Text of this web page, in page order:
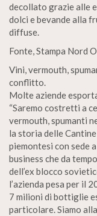
decollato grazie alle
dolci e bevande alla
diffuse.
Fonte, Stampa Nord
Vini, vermouth,
conflitto.
Molte aziende
“Saremo costretti a
vermouth, spumanti
la storia delle
piemontesi con sede
business che da
dell’ex blocco
l’azienda pesa per il
7 milioni di bottiglie
particolare. Siamo